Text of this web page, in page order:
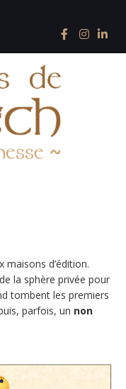
maisons d’édition.
la sphère privée pour
tombent les premiers
parfois, un non